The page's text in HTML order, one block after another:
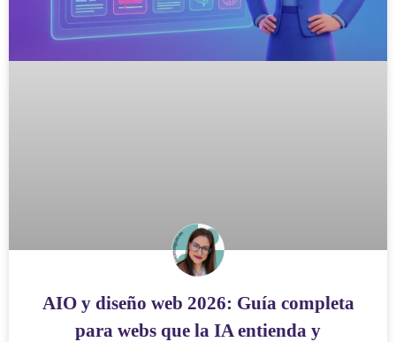
AIO y diseño web 2026: Guía completa
para webs que la IA entienda y